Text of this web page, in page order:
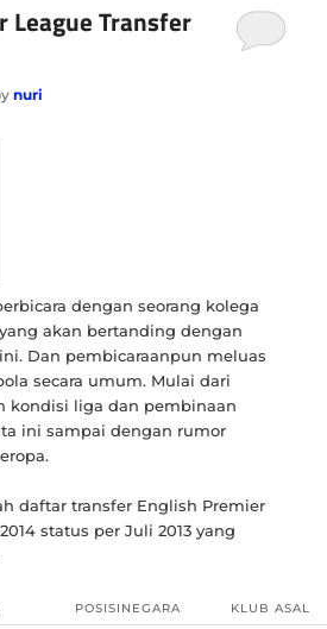
League Transfer
nuri
dengan seorang kolega
akan bertanding dengan
Dan pembicaraanpun meluas
secara umum. Mulai dari
kondisi liga dan pembinaan
ini sampai dengan rumor
daftar transfer English Premier
status per Juli 2013 yang
POSISI NEGARA KLUB ASAL